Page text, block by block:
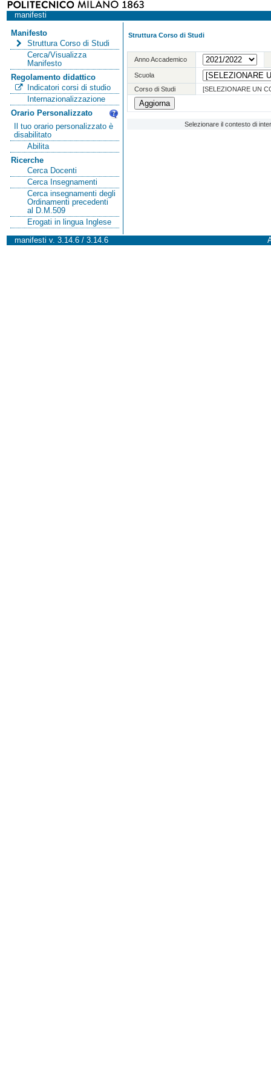
manifesti
Manifesto
Struttura Corso di Studi
Cerca/Visualizza
Manifesto
Regolamento didattico
Indicatori corsi di studio
Internazionalizzazione
Orario Personalizzato
Il tuo orario personalizzato è
disabilitato
Abilita
Ricerche
Cerca Docenti
Cerca Insegnamenti
Cerca insegnamenti degli
Ordinamenti precedenti
al D.M.509
Erogati in lingua Inglese
Struttura Corso di Studi
Anno Accademico
Scuola
Corso di Studi
[SELEZIONARE UN
Selezionare il contesto di
manifesti v. 3.14.6 / 3.14.6